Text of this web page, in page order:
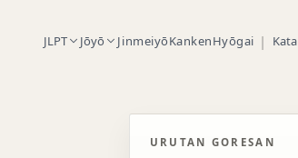
JLPT Jōyō JinmeiyōKankenHyōgai | Kata
URUTAN GORESAN